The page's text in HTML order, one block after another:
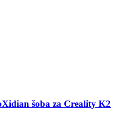
šoba za Creality K2